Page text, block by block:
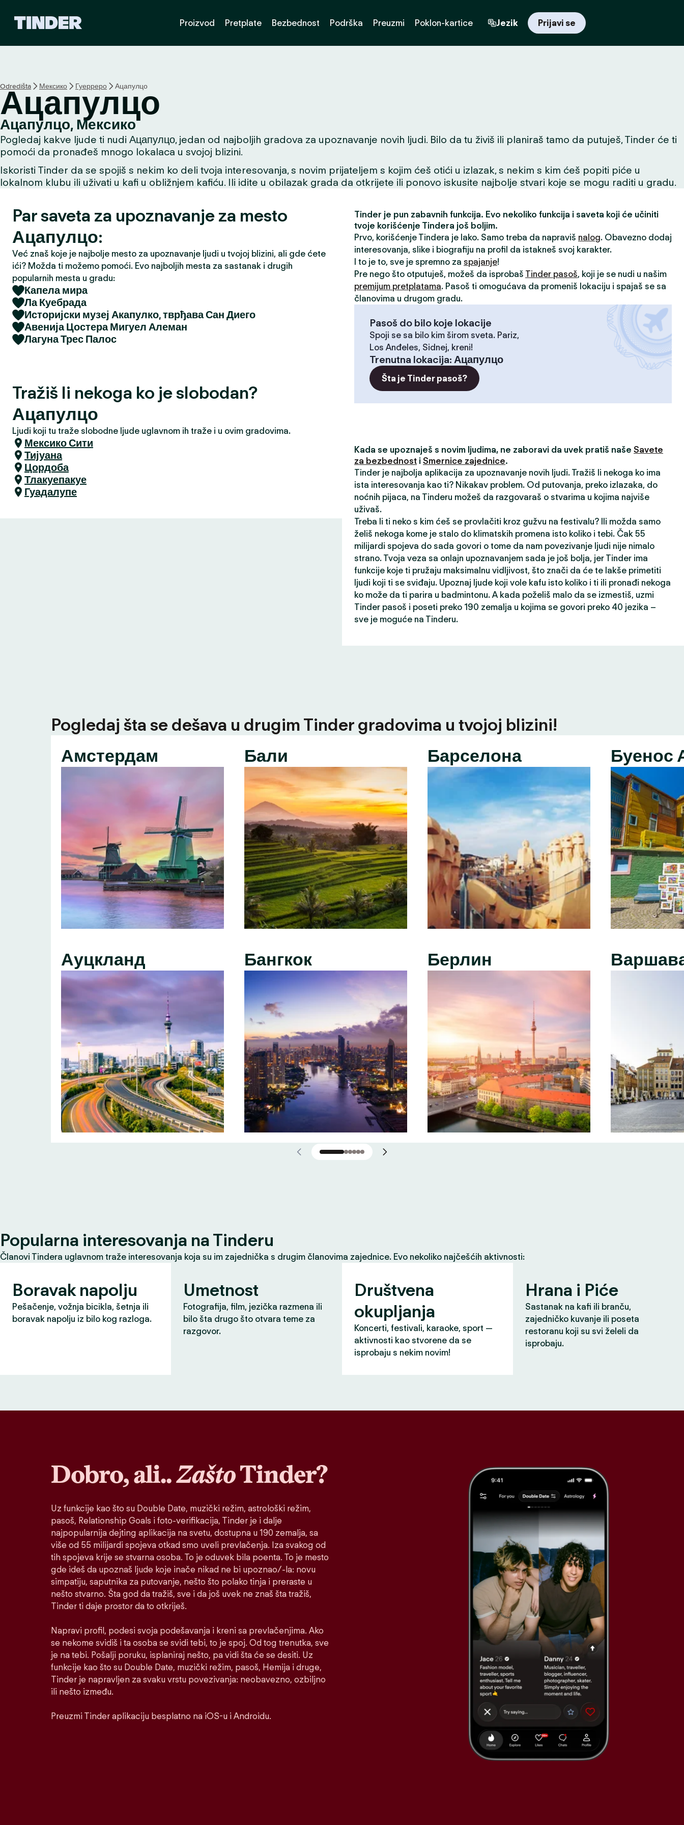
p
o
č
e
t
n
a
t
r
i
c
a
Proizvod Pretplate Bezbednost Podrška Preuzmi Poklon-kartice Jezik Prijavi se
Odredišta Мексико Гуерреро Ацапулцо
Ацапулцо
Ацапулцо, Мексико
Pogledaj kakve ljude ti nudi Ацапулцо, jedan od najboljih gradova za upoznavanje novih ljudi. Bilo da tu živiš ili planiraš tamo da putuješ, Tinder će ti
pomoći da pronađeš mnogo lokalaca u svojoj blizini.
Iskoristi Tinder da se spojiš s nekim ko deli tvoja interesovanja, s novim prijateljem s kojim ćeš otići u izlazak, s nekim s kim ćeš popiti piće u
lokalnom klubu ili uživati u kafi u obližnjem kafiću. Ili idite u obilazak grada da otkrijete ili ponovo iskusite najbolje stvari koje se mogu raditi u gradu.
Par saveta za upoznavanje za mesto
Ацапулцо:
Već znaš koje je najbolje mesto za upoznavanje ljudi u tvojoj blizini, ali gde ćete
ići? Možda ti možemo pomoći. Evo najboljih mesta za sastanak i drugih
popularnih mesta u gradu:
Капела мира
Ла Куебрада
Историјски музеј Акапулко, тврђава Сан Диего
Авенија Цостера Мигуел Алеман
Лагуна Трес Палос
Tražiš li nekoga ko je slobodan?
Ацапулцо
Ljudi koji tu traže slobodne ljude uglavnom ih traže i u ovim gradovima.
Мексико Сити
Тијуана
Цордоба
Тлакуепакуе
Гуадалупе
Tinder je pun zabavnih funkcija. Evo nekoliko funkcija i saveta koji će učiniti
tvoje korišćenje Tindera još boljim.
Prvo, korišćenje Tindera je lako. Samo treba da napraviš nalog. Obavezno dodaj
interesovanja, slike i biografiju na profil da istakneš svoj karakter.
I to je to, sve je spremno za spajanje!
Pre nego što otputuješ, možeš da isprobaš Tinder pasoš, koji je se nudi u našim
premijum pretplatama. Pasoš ti omogućava da promeniš lokaciju i spajaš se sa
članovima u drugom gradu.
Pasoš do bilo koje lokacije
Spoji se sa bilo kim širom sveta. Pariz,
Los Anđeles, Sidnej, kreni!
Trenutna lokacija: Ацапулцо
Šta je Tinder pasoš?
Kada se upoznaješ s novim ljudima, ne zaboravi da uvek pratiš naše Savete
za bezbednost i Smernice zajednice.
Tinder je najbolja aplikacija za upoznavanje novih ljudi. Tražiš li nekoga ko ima
ista interesovanja kao ti? Nikakav problem. Od putovanja, preko izlazaka, do
noćnih pijaca, na Tinderu možeš da razgovaraš o stvarima u kojima najviše
uživaš.
Treba li ti neko s kim ćeš se provlačiti kroz gužvu na festivalu? Ili možda samo
želiš nekoga kome je stalo do klimatskih promena isto koliko i tebi. Čak 55
milijardi spojeva do sada govori o tome da nam povezivanje ljudi nije nimalo
strano. Tvoja veza sa onlajn upoznavanjem sada je još bolja, jer Tinder ima
funkcije koje ti pružaju maksimalnu vidljivost, što znači da će te lakše primetiti
ljudi koji ti se sviđaju. Upoznaj ljude koji vole kafu isto koliko i ti ili pronađi nekoga
ko može da ti parira u badmintonu. A kada poželiš malo da se izmestiš, uzmi
Tinder pasoš i poseti preko 190 zemalja u kojima se govori preko 40 jezika –
sve je moguće na Tinderu.
Pogledaj šta se dešava u drugim Tinder gradovima u tvojoj blizini!
Амстердам
Ауцкланд
Бали
Бангкок
Барселона
Берлин
Буенос
Popularna interesovanja na Tinderu
Članovi Tindera uglavnom traže interesovanja koja su im zajednička s drugim članovima zajednice. Evo nekoliko najčešćih aktivnosti:
Boravak napolju
Pešačenje, vožnja bicikla, šetnja ili
boravak napolju iz bilo kog razloga.
Umetnost
Fotografija, film, jezička razmena ili
bilo šta drugo što otvara teme za
razgovor.
Društvena
okupljanja
Koncerti, festivali, karaoke, sport —
aktivnosti kao stvorene da se
isprobaju s nekim novim!
Hrana i Piće
Sastanak na kafi ili branču,
zajedničko kuvanje ili poseta
restoranu koji su svi želeli da
isprobaju.
Dobro, ali..ZaštoTinder?
Uz funkcije kao što su Double Date, muzički režim, astrološki režim,
pasoš, Relationship Goals i foto-verifikacija, Tinder je i dalje
najpopularnija dejting aplikacija na svetu, dostupna u 190 zemalja, sa
više od 55 milijardi spojeva otkad smo uveli prevlačenja. Iza svakog od
tih spojeva krije se stvarna osoba. To je oduvek bila poenta. To je mesto
gde ideš da upoznaš ljude koje inače nikad ne bi upoznao/-la: novu
simpatiju, saputnika za putovanje, nešto što polako tinja i preraste u
nešto stvarno. Šta god da tražiš, sve i da još uvek ne znaš šta tražiš,
Tinder ti daje prostor da to otkriješ.
Napravi profil, podesi svoja podešavanja i kreni sa prevlačenjima. Ako
se nekome svidiš i ta osoba se svidi tebi, to je spoj. Od tog trenutka, sve
je na tebi. Pošalji poruku, isplaniraj nešto, pa vidi šta će se desiti. Uz
funkcije kao što su Double Date, muzički režim, pasoš, Hemija i druge,
Tinder je napravljen za svaku vrstu povezivanja: neobavezno, ozbiljno
ili nešto između.
Preuzmi Tinder aplikaciju besplatno na iOS-u i Androidu.